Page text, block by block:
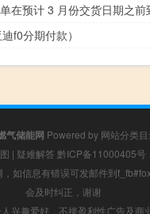
在预计 3 月份交货日期之前
f0分期付款）
气储能网 Powered by 网站分类
| 疑难解答 黔ICP备11000405号
如信息有错误可发邮件到
会及时纠正，谢谢
兴趣爱好，不接盈利性广告及商